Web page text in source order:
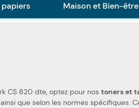
Maison et Bien-être
CS 820 dte, optez pour nos